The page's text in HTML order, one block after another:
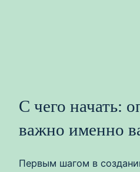
С чего начать:
важно именно
Первым шагом в